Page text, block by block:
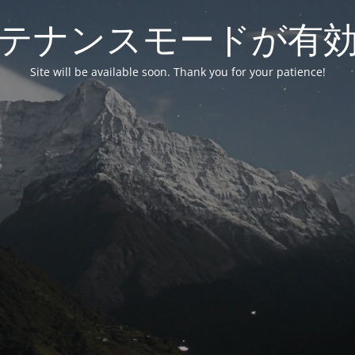
ナンスモードが有
Site will be available soon. Thank you for your patience!